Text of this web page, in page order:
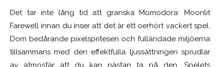
Det tar inte lång tid att granska Momodora: Moonlit
Farewell innan du inser att det är ett oerhört vackert spel.
Dom bedårande pixelspritesen och fulländade miljöerna
tillsammans med den effektfulla ljussättningen sprudlar
av atmosfär att du kan nästan ta på den. Spelets